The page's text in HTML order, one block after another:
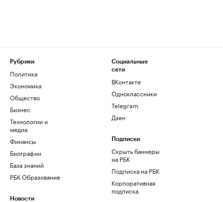
Рубрики
Политика
Экономика
Общество
Бизнес
Технологии и
медиа
Финансы
Биографии
База знаний
РБК Образование
Новости
Социальные
сети
ВКонтакте
Одноклассники
Telegram
Дзен
Подписки
Скрыть баннеры
на РБК
Подписка на РБК
Корпоративная
подписка